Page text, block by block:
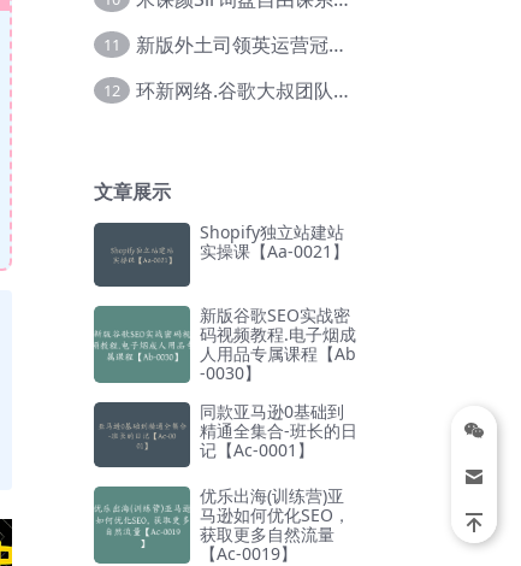
11 新版外土司领英运营冠军【Ag-0047】
12 环新网络.谷歌大叔团队谷歌SEO实战教程【Ab-0024】
文章展示
Shopify独立站建站
实操课【Aa-0021】
新版谷歌SEO实战密
码视频教程.电子烟成
人用品专属课程【Ab
-0030】
同款亚马逊0基础到
精通全集合-班长的日
记【Ac-0001】
优乐出海(训练营)亚
马逊如何优化SEO，
获取更多自然流量
【Ac-0019】